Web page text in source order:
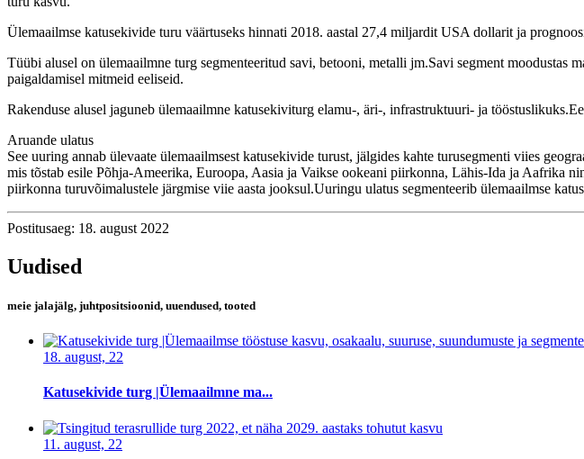
Ülemaailmse katusekivide turu väärtuseks hinnati 2018. aastal 27,4 miljardit USA dollarit ja
Tüübi alusel on ülemaailmne turg segmenteeritud savi, betooni, metalli jm.Savi segment
paigaldamisel mitmeid eeliseid.
Rakenduse alusel jaguneb ülemaailmne katusekiviturg elamu-, äri-, infrastruktuuri- ja
Aruande ulatus
See uuring annab ülevaate ülemaailmsest katusekivide turust, jälgides kahte turusegmenti viies
mis tõstab esile Põhja-Ameerika, Euroopa, Aasia ja Vaikse ookeani piirkonna, Lähis-Ida ja Aafrika
piirkonna turuvõimalustele järgmise viie aasta jooksul.Uuringu ulatus segmenteerib ülemaailmse
Postitusaeg: 18. august 2022
Uudised
meie jalajälg, juhtpositsioonid, uuendused, tooted
18. august, 22
Katusekivide turg |Ülemaailmne ma...
11. august, 22